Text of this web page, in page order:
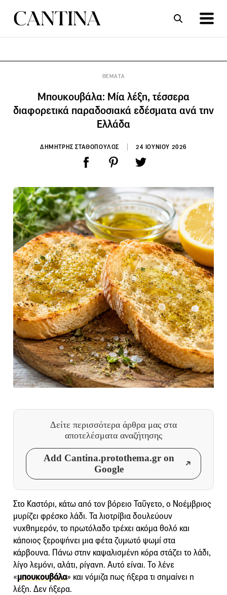
ΘΕΜΑΤΑ
Μπουκουβάλα: Μία λέξη, τέσσερα
διαφορετικά παραδοσιακά εδέσματα ανά την
Ελλάδα
ΔΗΜΗΤΡΗΣ ΣΤΑΘΟΠΟΥΛΟΣ 24 ΙΟΥΝΙΟΥ 2026
Δείτε περισσότερα άρθρα μας στα
αποτελέσματα αναζήτησης
Add Cantina.protothema.gr on
Google
Στο Καστόρι, κάτω από τον βόρειο Ταΰγετο, ο Νοέμβριος
μυρίζει φρέσκο λάδι. Τα λιοτρίβια δουλεύουν
νυχθημερόν, το πρωτόλαδο τρέχει ακόμα θολό και
κάποιος ξεροψήνει μια φέτα ζυμωτό ψωμί στα
κάρβουνα. Πάνω στην καψαλισμένη κόρα στάζει το λάδι,
λίγο λεμόνι, αλάτι, ρίγανη. Αυτό είναι. Το λένε
«μπουκουβάλα» και νόμιζα πως ήξερα τι σημαίνει η
λέξη. Δεν ήξερα.